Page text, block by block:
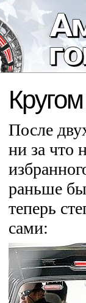
После
ни за что
раньше
теперь
сами: